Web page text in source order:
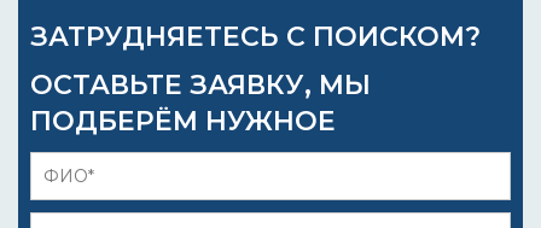
ЗАТРУДНЯЕТЕСЬ С ПОИСКОМ?
ОСТАВЬТЕ ЗАЯВКУ, МЫ
ПОДБЕРЁМ НУЖНОЕ